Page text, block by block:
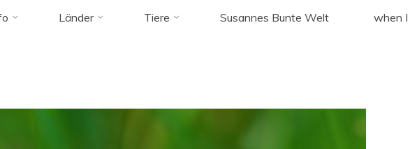
Länder Tiere Susannes Bunte Welt when
tagged